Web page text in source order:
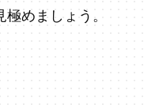
めましょう。